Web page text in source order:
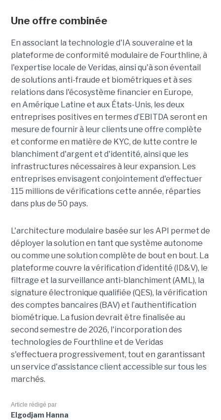
Une offre combinée
En associant la technologie d'IA souveraine et la
plateforme de conformité modulaire de Fourthline, à
l'expertise locale de Veridas, ainsi qu'à son éventail
de solutions anti-fraude et biométriques et à ses
relations dans l'écosystème financier en Europe,
en Amérique Latine et aux États-Unis, les deux
entreprises positives en termes d’EBITDA seront en
mesure de fournir à leur clients une offre complète
et conforme en matière de KYC, de lutte contre le
blanchiment d'argent et d'identité, ainsi que les
infrastructures nécessaires à leur expansion. Les
entreprises envisagent conjointement d'effectuer
115 millions de vérifications cette année, réparties
dans plus de 50 pays.
L'architecture modulaire basée sur les API permet de
déployer la solution en tant que système autonome
ou comme une solution complète de bout en bout. La
plateforme couvre la vérification d’identité (ID&V), le
filtrage et la surveillance anti-blanchiment (AML), la
signature électronique qualifiée (QES), la vérification
des comptes bancaires (BAV) et l’authentification
biométrique. La fusion devrait être finalisée au
second semestre de 2026, l'incorporation des
technologies de Fourthline et de Veridas
s'effectuera progressivement, tout en garantissant
un service d'assistance client accessible sur tous les
marchés.
Article rédigé par
Elgodjam Hanna